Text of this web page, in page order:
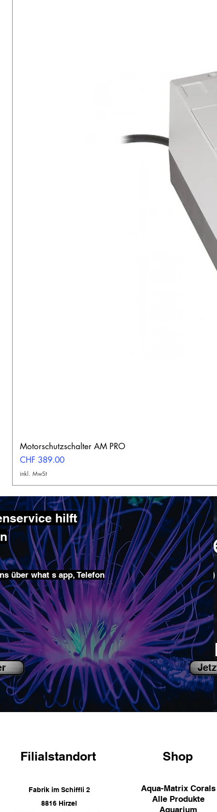
Motorschutzschalter AM PRO
Preis
CHF 389.00
inkl. MwSt
hilft
über what s app, Telefon
Filialstandort
Fabrik im Schiffli 2
8816 Hirzel
Shop
Aqua-Matrix Corals
Alle Produkte
Aquarium